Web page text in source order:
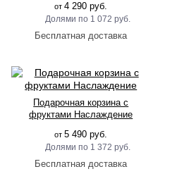
от4 290 руб.
1 072 руб.
Подарочная корзина с
фруктами Наслаждение
от5 490 руб.
1 372 руб.